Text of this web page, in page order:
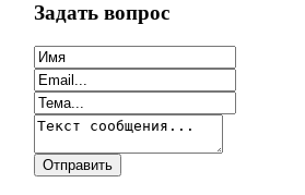
Задать вопрос